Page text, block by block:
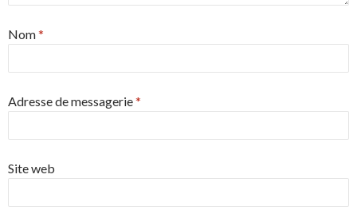
Nom*
Adresse de messagerie*
Site web